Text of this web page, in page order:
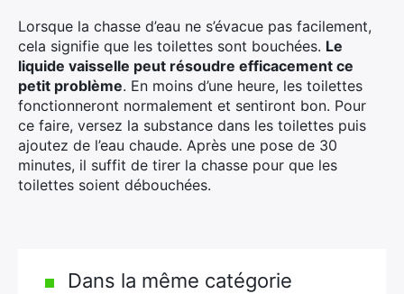
Lorsque la chasse d’eau ne s’évacue pas facilement,
cela signifie que les toilettes sont bouchées. Le
liquide vaisselle peut résoudre efficacement ce
petit problème. En moins d’une heure, les toilettes
fonctionneront normalement et sentiront bon. Pour
ce faire, versez la substance dans les toilettes puis
ajoutez de l’eau chaude. Après une pose de 30
minutes, il suffit de tirer la chasse pour que les
toilettes soient débouchées.
Dans la même catégorie